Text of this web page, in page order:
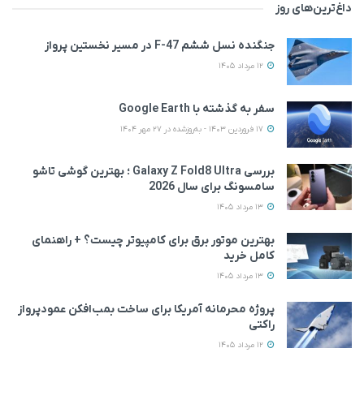
داغ‌ترین‌های روز
جنگنده نسل ششم F-47 در مسیر نخستین پرواز
سفر به گذشته با Google Earth
بررسی Galaxy Z Fold8 Ultra ؛ بهترین گوشی تاشو
سامسونگ برای سال 2026
بهترین موتور برق برای کامپیوتر چیست؟ + راهنمای
کامل خرید
پروژه محرمانه آمریکا برای ساخت بمب‌افکن عمودپرواز
راکتی